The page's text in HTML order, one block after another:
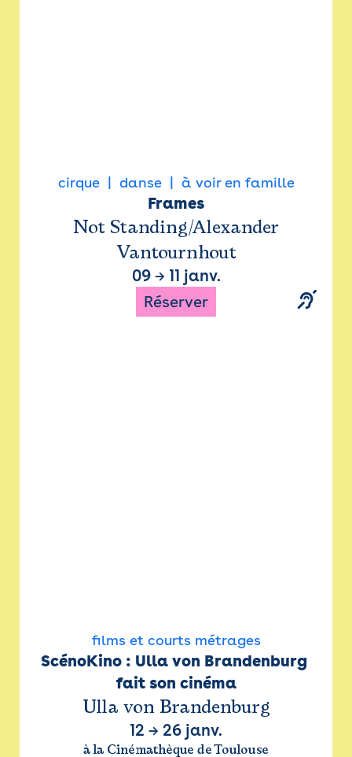
cirque danse à voir en famille
Frames
Not Standing/Alexander
Vantournhout
09→ 11 janv.
Réserver
films et courts métrages
ScénoKino : Ulla von Brandenburg
fait son cinéma
Ulla von Brandenburg
12 → 26 janv.
à la Cinémathèque de Toulouse